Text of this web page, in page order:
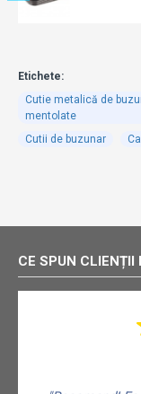
Etichete:
Cutie metalică de
mentolate
Cutii de buzunar
CE SPUN CLIENȚII